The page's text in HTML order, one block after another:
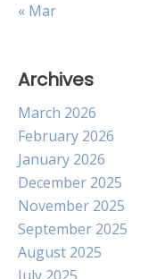
« Mar
Archives
March 2026
February 2026
January 2026
December 2025
November 2025
September 2025
August 2025